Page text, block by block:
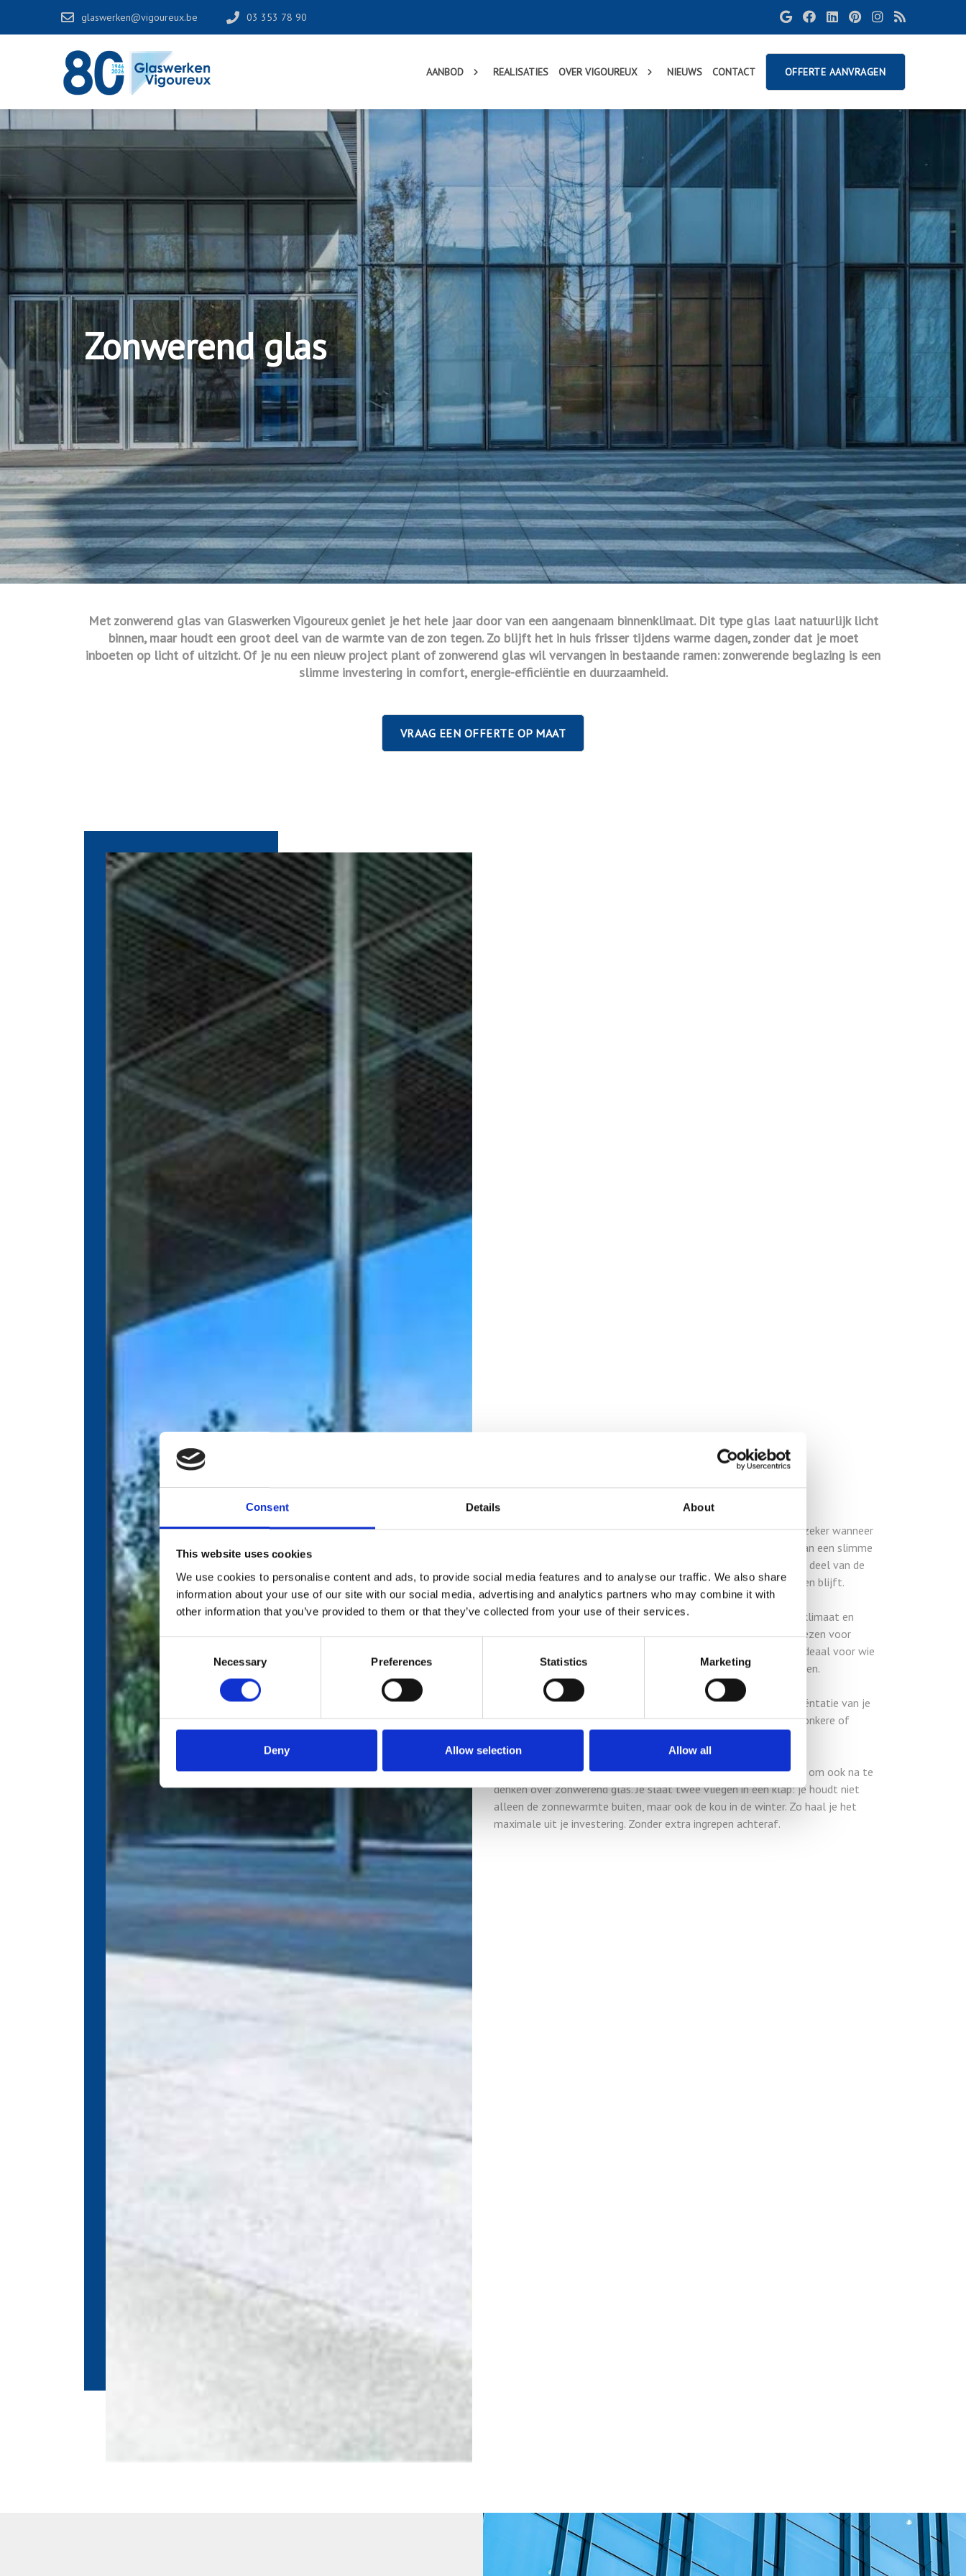
Consent Details About
This website uses cookies
We use cookies to personalise content and ads, to provide social media features and to analyse our traffic. We also share
information about your use of our site with our social media, advertising and analytics partners who may combine it with
other information that you’ve provided to them or that they’ve collected from your use of their services.
Selection
Necessary Preferences Statistics Marketing
Deny Allow selection Allow all
glaswerken@vigoureux.be 03 353 78 90
AANBOD REALISATIES OVER VIGOUREUX NIEUWS CONTACT OFFERTE AANVRAGEN
Zonwerend glas
Met zonwerend glas van Glaswerken Vigoureux geniet je het hele jaar door van een aangenaam binnenklimaat. Dit type glas laat natuurlijk licht
binnen, maar houdt een groot deel van de warmte van de zon tegen. Zo blijft het in huis frisser tijdens warme dagen, zonder dat je moet
inboeten op licht of uitzicht. Of je nu een nieuw project plant of zonwerend glas wil vervangen in bestaande ramen: zonwerende beglazing is een
slimme investering in comfort, energie-efficiëntie en duurzaamheid.
VRAAG EEN OFFERTE OP MAAT
Wat is zonwerend glas?
Tijdens de zomer kan de zon al snel voor oververhitting zorgen, zeker wanneer
ze meerdere uren op je ramen schijnt. Zonwerende beglazing is dan een slimme
keuze. Dankzij een speciale zonwerende coating wordt een groot deel van de
zonnewarmte tegengehouden, terwijl natuurlijk daglicht behouden blijft.
Dit type warmtewerend glas zorgt voor een aangenamer binnenklimaat en
vermindert de nood aan airco. Afhankelijk van je situatie kan je kiezen voor
klassiek zonwerend isolatieglas of zelfs zonwerend triple glas, ideaal voor wie
maximaal wil isoleren en tegelijk de zon onder controle wil houden.
De zonwerende coating van het glas wordt afgestemd op de oriëntatie van je
woning en je comfortwensen. Zo blijft het binnen koel, zonder donkere of
Ga je je bestaande ramen isoleren? Dan is dit het ideale moment om ook na te
denken over zonwerend glas. Je slaat twee vliegen in één klap: je houdt niet
alleen de zonnewarmte buiten, maar ook de kou in de winter. Zo haal je het
maximale uit je investering. Zonder extra ingrepen achteraf.